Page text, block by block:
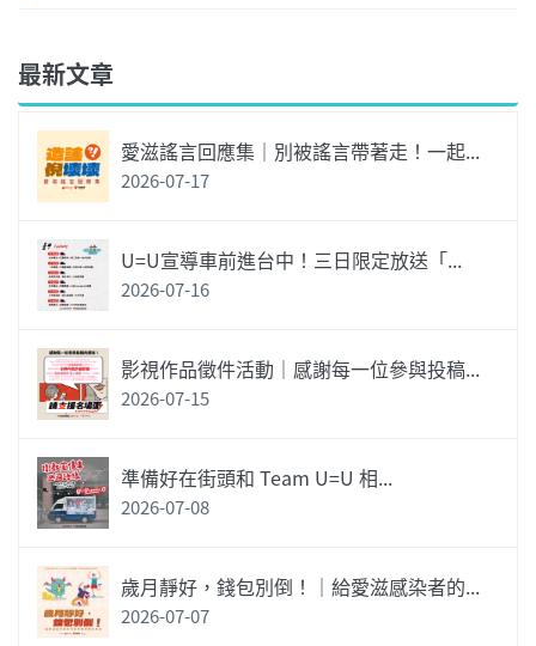
最新文章
愛滋謠言回應集｜別被謠言帶著走！一起...
2026-07-17
U=U宣導車前進台中！三日限定放送「...
2026-07-16
影視作品徵件活動｜感謝每一位參與投稿...
2026-07-15
準備好在街頭和 Team U=U 相...
2026-07-08
歲月靜好，錢包別倒！｜給愛滋感染者的...
2026-07-07